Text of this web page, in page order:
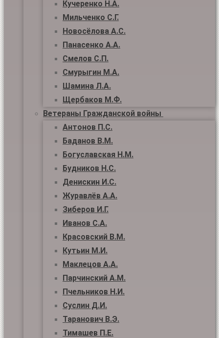
Кучеренко Н.А.
Мильченко С.Г.
Новосёлова А.С.
Панасенко А.А.
Смелов С.П.
Смурыгин М.А.
Шамина Л.А.
Щербаков М.Ф.
Ветераны Гражданской войны
Антонов П.С.
Баданов В.М.
Богуславская Н.М.
Будников Н.С.
Денискин И.С.
Журавлёв А.А.
Зиберов И.Г.
Иванов С.А.
Красовский В.М.
Кутьин М.И.
Маклецов А.А.
Парчинский А.М.
Пчельников Н.И.
Суслин Д.И.
Таранович В.Э.
Тимашев П.Е.